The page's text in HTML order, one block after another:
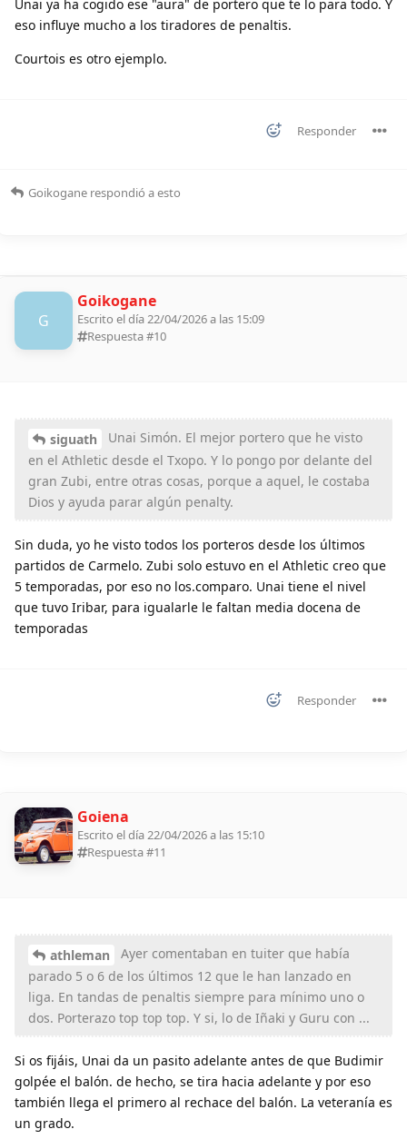
Unai ya ha cogido ese "aura" de portero que te lo para todo. Y
eso influye mucho a los tiradores de penaltis.
Courtois es otro ejemplo.
Responder
Goikogane respondió a esto
G
Goikogane
Escrito el día 22/04/2026 a las 15:09
Respuesta #10
siguath
Unai Simón. El mejor portero que he visto
en el Athletic desde el Txopo. Y lo pongo por delante del
gran Zubi, entre otras cosas, porque a aquel, le costaba
Dios y ayuda parar algún penalty.
Sin duda, yo he visto todos los porteros desde los últimos
partidos de Carmelo. Zubi solo estuvo en el Athletic creo que
5 temporadas, por eso no los.comparo. Unai tiene el nivel
que tuvo Iribar, para igualarle le faltan media docena de
temporadas
Responder
Goiena
Escrito el día 22/04/2026 a las 15:10
Respuesta #11
athleman
Ayer comentaban en tuiter que había
parado 5 o 6 de los últimos 12 que le han lanzado en
liga. En tandas de penaltis siempre para mínimo uno o
dos. Porterazo top top top. Y si, lo de Iñaki y Guru con ...
Si os fijáis, Unai da un pasito adelante antes de que Budimir
golpée el balón. de hecho, se tira hacia adelante y por eso
también llega el primero al rechace del balón. La veteranía es
un grado.